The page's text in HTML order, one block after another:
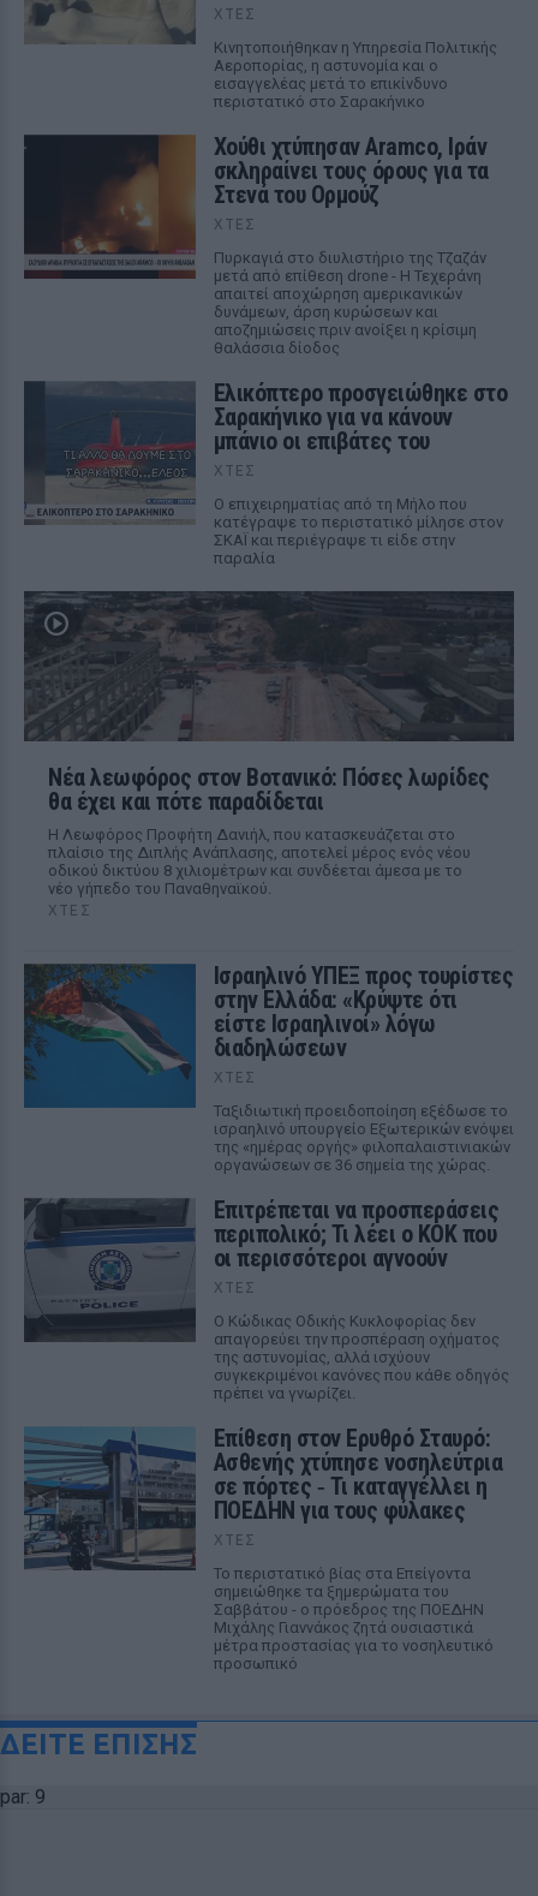
ΧΤΕΣ
Κινητοποιήθηκαν η Υπηρεσία Πολιτικής
Αεροπορίας, η αστυνομία και ο
εισαγγελέας μετά το επικίνδυνο
περιστατικό στο Σαρακήνικο
Χούθι χτύπησαν Aramco, Ιράν
σκληραίνει τους όρους για τα
Στενά του Ορμούζ
ΧΤΕΣ
Πυρκαγιά στο διυλιστήριο της Τζαζάν
μετά από επίθεση drone - Η Τεχεράνη
απαιτεί αποχώρηση αμερικανικών
δυνάμεων, άρση κυρώσεων και
αποζημιώσεις πριν ανοίξει η κρίσιμη
θαλάσσια δίοδος
Ελικόπτερο προσγειώθηκε στο
Σαρακήνικο για να κάνουν
μπάνιο οι επιβάτες του
ΧΤΕΣ
Ο επιχειρηματίας από τη Μήλο που
κατέγραψε το περιστατικό μίλησε στον
ΣΚΑΪ και περιέγραψε τι είδε στην
παραλία
Νέα λεωφόρος στον Βοτανικό: Πόσες λωρίδες
θα έχει και πότε παραδίδεται
Η Λεωφόρος Προφήτη Δανιήλ, που κατασκευάζεται στο
πλαίσιο της Διπλής Ανάπλασης, αποτελεί μέρος ενός νέου
οδικού δικτύου 8 χιλιομέτρων και συνδέεται άμεσα με το
νέο γήπεδο του Παναθηναϊκού.
ΧΤΕΣ
Ισραηλινό ΥΠΕΞ προς τουρίστες
στην Ελλάδα: «Κρύψτε ότι
είστε Ισραηλινοί» λόγω
διαδηλώσεων
ΧΤΕΣ
Ταξιδιωτική προειδοποίηση εξέδωσε το
ισραηλινό υπουργείο Εξωτερικών ενόψει
της «ημέρας οργής» φιλοπαλαιστινιακών
οργανώσεων σε 36 σημεία της χώρας.
Επιτρέπεται να προσπεράσεις
περιπολικό; Τι λέει ο ΚΟΚ που
οι περισσότεροι αγνοούν
ΧΤΕΣ
Ο Κώδικας Οδικής Κυκλοφορίας δεν
απαγορεύει την προσπέραση οχήματος
της αστυνομίας, αλλά ισχύουν
συγκεκριμένοι κανόνες που κάθε οδηγός
πρέπει να γνωρίζει.
Επίθεση στον Ερυθρό Σταυρό:
Ασθενής χτύπησε νοσηλεύτρια
σε πόρτες ‑ Τι καταγγέλλει η
ΠΟΕΔΗΝ για τους φύλακες
ΧΤΕΣ
Το περιστατικό βίας στα Επείγοντα
σημειώθηκε τα ξημερώματα του
Σαββάτου - ο πρόεδρος της ΠΟΕΔΗΝ
Μιχάλης Γιαννάκος ζητά ουσιαστικά
μέτρα προστασίας για το νοσηλευτικό
προσωπικό
ΔΕΙΤΕ ΕΠΙΣΗΣ
par: 9